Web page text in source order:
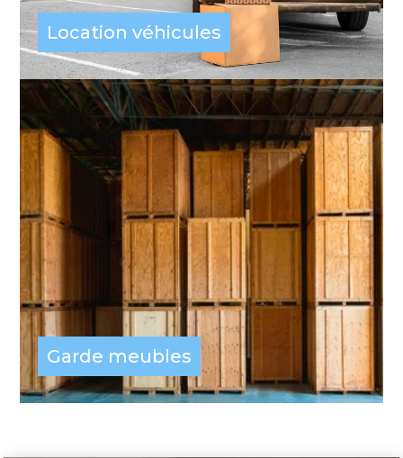
Location véhicules
Garde meubles